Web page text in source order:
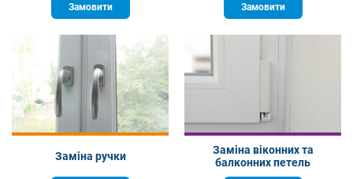
Замовити Замовити
Заміна ручки
Заміна віконних та
балконних петель